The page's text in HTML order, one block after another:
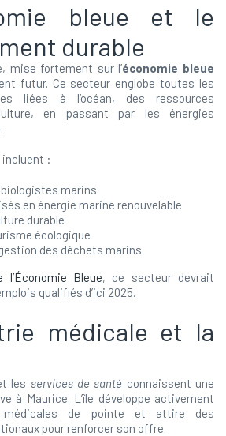
bleue et le
durable
mise fortement sur l’économie bleue
futur. Ce secteur englobe toutes les
liées à l’océan, des ressources
en passant par les énergies
incluent :
marins
en énergie marine renouvelable
durable
écologique
des déchets marins
l’Économie Bleue, ce secteur devrait
qualifiés d’ici 2025.
médicale et la
les services de santé connaissent une
à Maurice. L’île développe activement
médicales de pointe et attire des
pour renforcer son offre.